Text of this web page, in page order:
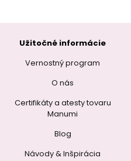
Užitočné informácie
Vernostný program
O nás
Certifikáty a atesty tovaru
Manumi
Blog
Návody & Inšpirácia